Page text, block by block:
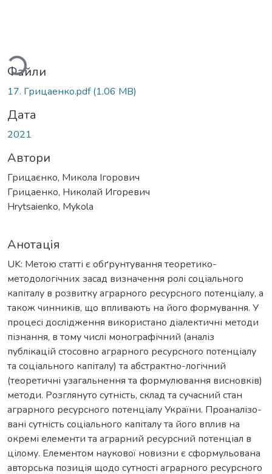
Вантажиться...
Файли
17. Грицаенко.pdf(1.06 MB)
Дата
2021
Автори
Грицаєнко, Микола Ігорович
Грицаенко, Николай Игоревич
Hrytsaienko, Mykola
Анотація
UK: Метою статті є обґрунтування теоретико-
методологічних засад визначення ролі соціального
капіталу в розвитку аграрного ресурсного потенціалу, а
також чинників, що впливають на його формування. У
процесі дослідження використано діалектичні методи
пізнання, в тому числі монографічний (аналіз
публікацій стосовно аграрного ресурсного потенціалу
та соціального капіталу) та абстрактно-логічний
(теоретичні узагальнення та формулювання висновків)
методи. Розглянуто сутність, склад та сучасний стан
аграрного ресурсного потенціалу України. Проаналізо-
вані сутність соціального капіталу та його вплив на
окремі елементи та аграрний ресурсний потенціал в
цілому. Елементом наукової новизни є сформульована
авторська позиція щодо сутності аграрного ресурсного